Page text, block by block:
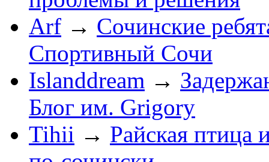
Arf → Сочинские
Спортивный Сочи
Islanddream →
Блог им. Grigory
Tihii → Райская птица